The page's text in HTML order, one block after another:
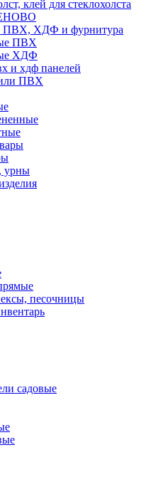
клей для стеклохолста
ПВХ, ХДФ и фурнитура
ПВХ
ХДФ
и хдф панелей
ПВХ
урны
песочницы
садовые